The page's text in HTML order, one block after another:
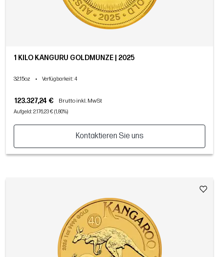
1 KILO KÄNGURU GOLDMÜNZE | 2025
32.15oz • Verfügbarkeit: 4
123.327,24 € Brutto inkl. MwSt
Aufgeld: 2.176,23 € (1,80%)
Kontaktieren Sie uns